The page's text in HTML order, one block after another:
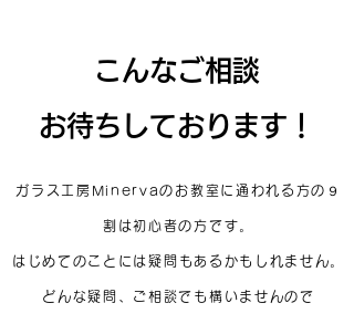
こんなご相談
お待ちしております！
ガラス工房Minervaのお教室に通われる方の９
割は初心者の方です。
はじめてのこと には疑問もあるかもしれません。
どんな疑問、ご相談でも構いませんので